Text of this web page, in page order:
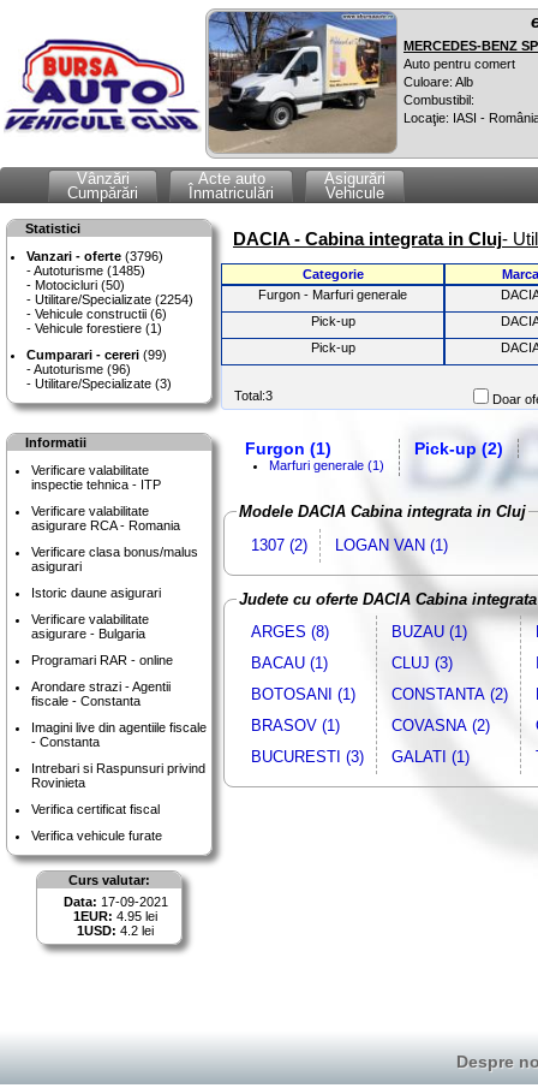
MERCEDES-BENZ
Auto pentru comert
Culoare: Alb
Combustibil:
Locaţie: IASI -
Vânzări
Cumpărări
Acte auto
Înmatriculări
Asigurări
Vehicule
Statistici
Vanzari - oferte (3796)
Autoturisme (1485)
Motocicluri (50)
Utilitare/Specializate (2254)
Vehicule constructii (6)
Vehicule forestiere (1)
Cumparari - cereri (99)
Autoturisme (96)
Utilitare/Specializate (3)
Informatii
Verificare valabilitate
inspectie tehnica - ITP
Verificare valabilitate
asigurare RCA - Romania
Verificare clasa bonus/malus
asigurari
Istoric daune asigurari
Verificare valabilitate
asigurare - Bulgaria
Programari RAR - online
Arondare strazi - Agentii
fiscale - Constanta
Imagini live din agentiile fiscale
- Constanta
Intrebari si Raspunsuri privind
Rovinieta
Verifica certificat fiscal
Verifica vehicule furate
Curs valutar:
Data: 17-09-2021
1EUR: 4.95 lei
1USD: 4.2 lei
DACIA - Cabina integrata in Cluj-
Categorie
Marca
Furgon - Marfuri generale
Pick-up
Pick-up
Total:3 Doar
Furgon (1)
Marfuri generale (1)
Pick-up (2)
Modele DACIA Cabina integrata in Cluj
1307 (2)
LOGAN VAN (1)
Judete cu oferte DACIA Cabina integrata
ARGES (8)
BACAU (1)
BOTOSANI (1)
BRASOV (1)
BUCURESTI (3)
BUZAU (1)
CLUJ (3)
CONSTANTA (2)
COVASNA (2)
GALATI (1)
Despre